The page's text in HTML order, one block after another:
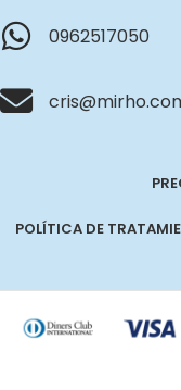
0962517050
POLÍTICA DE